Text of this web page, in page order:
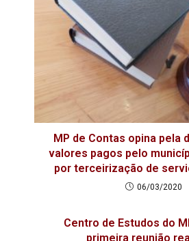
MP de Contas opina pela
valores pagos pelo
por terceirização de
06/03/2020
Centro de Estudos do
primeira reunião